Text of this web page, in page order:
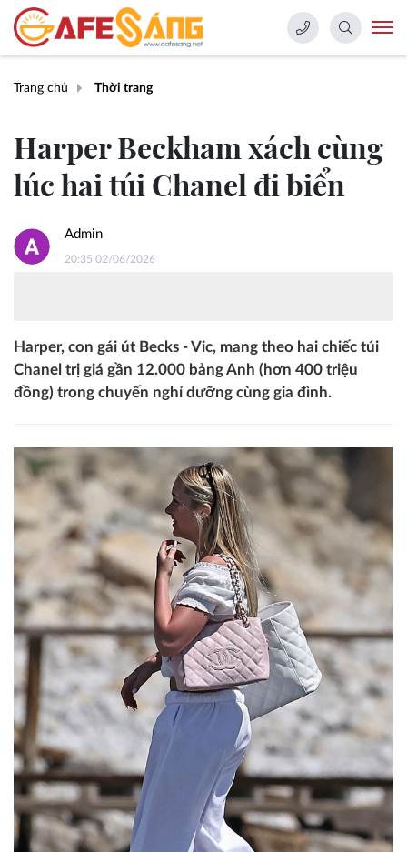
Trang chủ Thời trang
Harper Beckham xách cùng
lúc hai túi Chanel đi biển
Admin
20:35 02/06/2026
Harper, con gái út Becks - Vic, mang theo hai chiếc túi
Chanel trị giá gần 12.000 bảng Anh (hơn 400 triệu
đồng) trong chuyến nghỉ dưỡng cùng gia đình.